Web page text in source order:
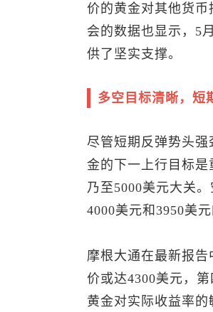
价的黄金对其他货
会的数据也显示，5
供了坚实支撑。
多空目标清晰，短
尽管短期反弹势头强
金的下一上行目标
乃至5000美元大关
4000美元和3950美元
摩根大通在最新报
价或达4300美元，
黄金对实际收益率